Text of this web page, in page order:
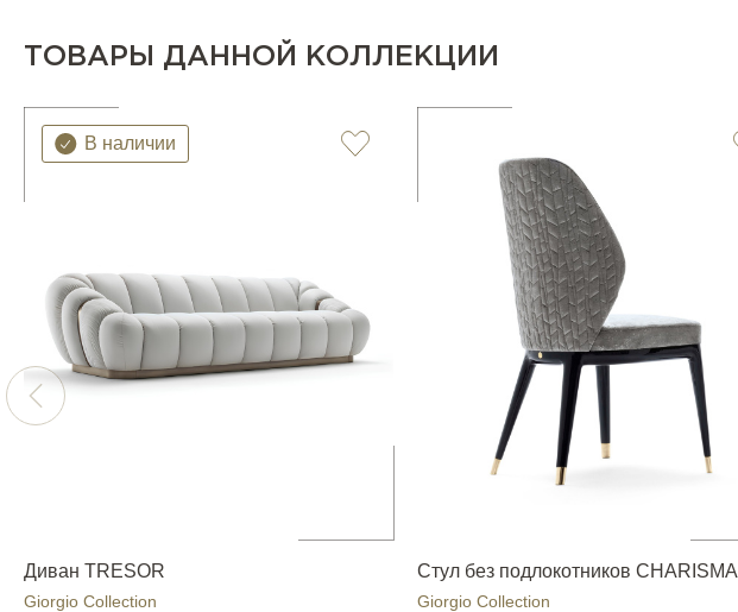
ТОВАРЫ ДАННОЙ КОЛЛЕКЦИИ
В наличии
Диван TRESOR
Giorgio Collection
Стул без подлокотников CHARISMA
Giorgio Collection